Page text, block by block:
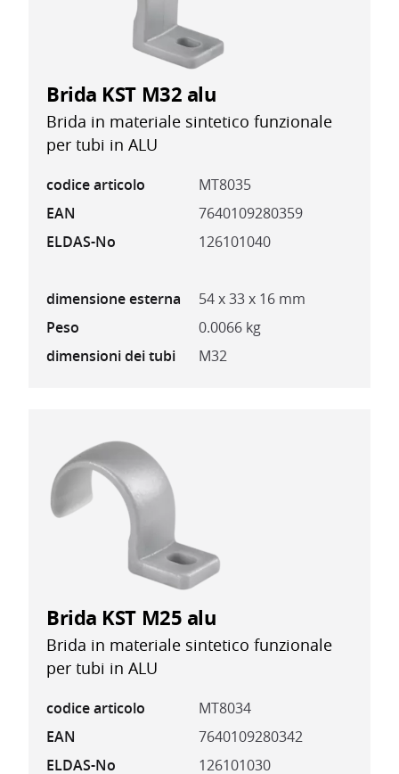
Brida KST M32 alu
Brida in materiale sintetico funzionale
per tubi in ALU
codice articolo
MT8035
EAN
7640109280359
ELDAS-No
126101040
dimensione esterna
54 x 33 x 16 mm
Peso
0.0066 kg
dimensioni dei tubi
M32
Brida KST M25 alu
Brida in materiale sintetico funzionale
per tubi in ALU
codice articolo
MT8034
EAN
7640109280342
ELDAS-No
126101030